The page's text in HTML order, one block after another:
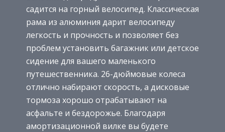
садится на горный велосипед. Классическая
рама из алюминия дарит велосипеду
легкость и прочность и позволяет без
проблем установить багажник или детское
сидение для вашего маленького
путешественника. 26-дюймовые колеса
отлично набирают скорость, а дисковые
тормоза хорошо отрабатывают на
асфальте и бездорожье. Благодаря
амортизационной вилке вы будете